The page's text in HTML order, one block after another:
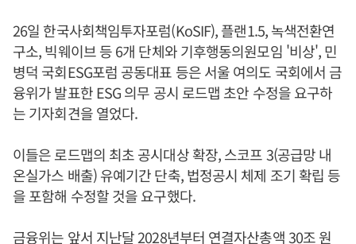
26일 한국사회책임투자포럼(KoSIF), 플랜1.5, 녹색전환연
구소, 빅웨이브 등 6개 단체와 기후행동의원모임 '비상', 민
병덕 국회ESG포럼 공동대표 등은 서울 여의도 국회에서 금
융위가 발표한 ESG 의무 공시 로드맵 초안 수정을 요구하
는 기자회견을 열었다.
이들은 로드맵의 최초 공시대상 확장, 스코프 3(공급망 내
온실가스 배출) 유예기간 단축, 법정공시 체제 조기 확립 등
을 포함해 수정할 것을 요구했다.
금융위는 앞서 지난달 2028년부터 연결자산총액 30조 원